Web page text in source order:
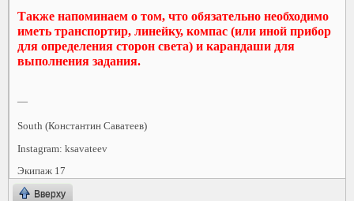
Также напоминаем о том, что обязательно необходимо
иметь транспортир, линейку, компас (или иной прибор
для определения сторон света) и карандаши для
выполнения задания.
—
South (Константин Саватеев)
Instagram: ksavateev
Экипаж 17
Вверху